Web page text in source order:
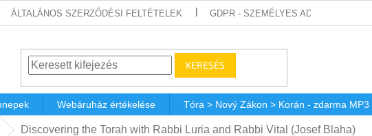
ÁLTALÁNOS SZERZŐDÉSI FELTÉTELEK GDPR - SZEMÉLYES ADATOK
KERESÉS
Webáruház értékelése Tóra > Nový Zákon > Korán - zdarma MP3
Discovering the Torah with Rabbi Luria and Rabbi Vital (Josef Blaha)